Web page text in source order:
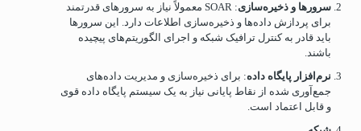
سرورها و ذخیره‌سازی
: SOAR معمولاً نیاز به سرورهای قدرتمند
برای پردازش داده‌ها و ذخیره‌سازی اطلاعات دارد. این سرورها
باید قادر به کنترل ترافیک شبکه و اجرای الگوریتم‌های پیچیده
باشند.
نرم‌افزار پایگاه داده: برای ذخیره‌سازی و مدیریت داده‌های
جمع‌آوری شده از نقاط پایانی نیاز به یک سیستم پایگاه داده قوی
و قابل اعتماد است.